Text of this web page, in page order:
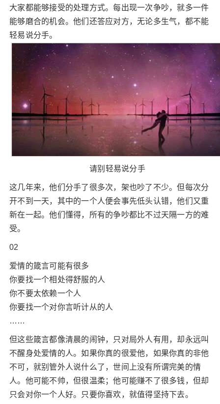
大家都能够接受的处理方式。每出现一次争吵，就多一件
能够磨合的机会。他们还答应对方，无论多生气，都不能
轻易说分手。
请别轻易说分手
这几年来，他们分手了很多次，架也吵了不少。但每次分
开不到一天，其中的一个人便会事先低头认错，他们又重
新在一起。他们懂得，所有的争吵都比不过天隔一方的难
受。
02
爱情的箴言可能有很多
你要找一个相处得舒服的人
你不要太依赖一个人
你要找一个对你言听计从的人
……
但这些箴言都像清晨的闹钟，只对局外人有用，却永远叫
不醒身处爱情的人。如果你真的很爱他，如果你真的非他
不可，就别管外人说什么了，世间上没有所谓完美的情
人。他可能不帅，但很温柔；他可能赚不了很多钱，但却
只会对你一个人好。只要你喜欢，就值得坚持下去。